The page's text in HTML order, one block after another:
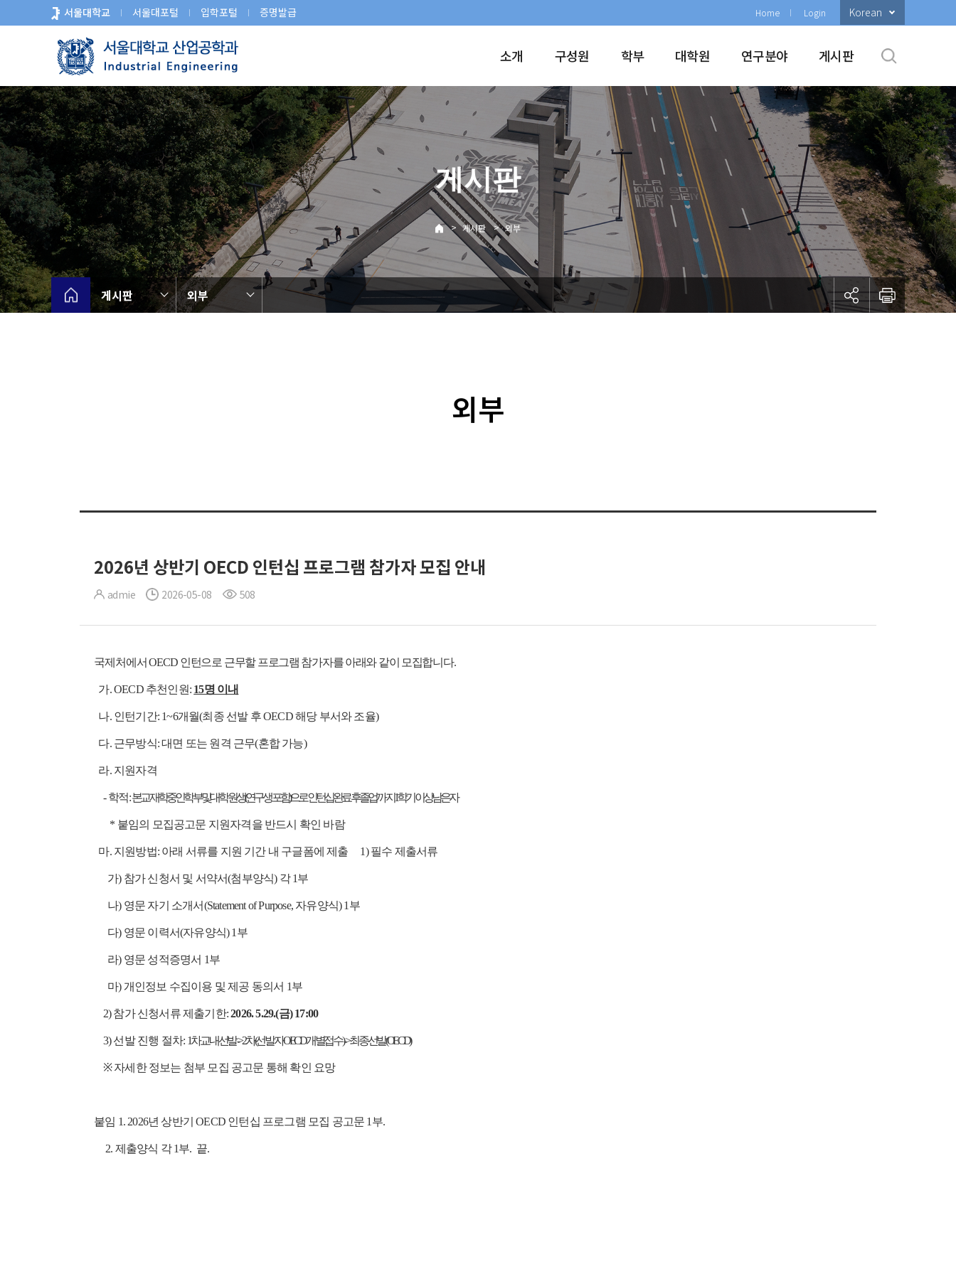
로
뉴
서울대학교 서울대포털 입학포털 증명발급 Home Login Korean
소개 구성원 학부 대학원 연구분야 게시판
게시판
> 게시판 > 외부
게시판 외부
외부
2026년 상반기 OECD 인턴십 프로그램 참가자 모집 안내
admie 2026-05-08 508
국제처에서 OECD 인턴으로 근무할 프로그램 참가자를 아래와 같이 모집합니다.
가. OECD 추천인원: 15명 이내
나. 인턴기간: 1~6개월(최종 선발 후 OECD 해당 부서와 조율)
다. 근무방식: 대면 또는 원격 근무(혼합 가능)
라. 지원자격
-학적:본교 재학중인 학부 및 대학원생(연구생 포함)으로 인턴십 완료 후 졸업까지 1학기 이상 남은 자
* 붙임의 모집공고문 지원자격을 반드시 확인 바람
마. 지원방법: 아래 서류를 지원 기간 내 구글폼에 제출 1) 필수 제출서류
가) 참가 신청서 및 서약서(첨부양식) 각 1부
나) 영문 자기 소개서(Statement of Purpose, 자유양식) 1부
다) 영문 이력서(자유양식) 1부
라) 영문 성적증명서 1부
마) 개인정보 수집이용 및 제공 동의서 1부
2) 참가 신청서류 제출기한:2026. 5.29.(금) 17:00
3) 선발 진행 절차: 1차 교내선발 -> 2차(선발자 OECD 개별접수) -> 최종 선발(OECD)
※ 자세한 정보는 첨부 모집 공고문 통해 확인 요망
붙임 1. 2026년 상반기 OECD 인턴십 프로그램 모집 공고문 1부.
2. 제출양식 각 1부. 끝.